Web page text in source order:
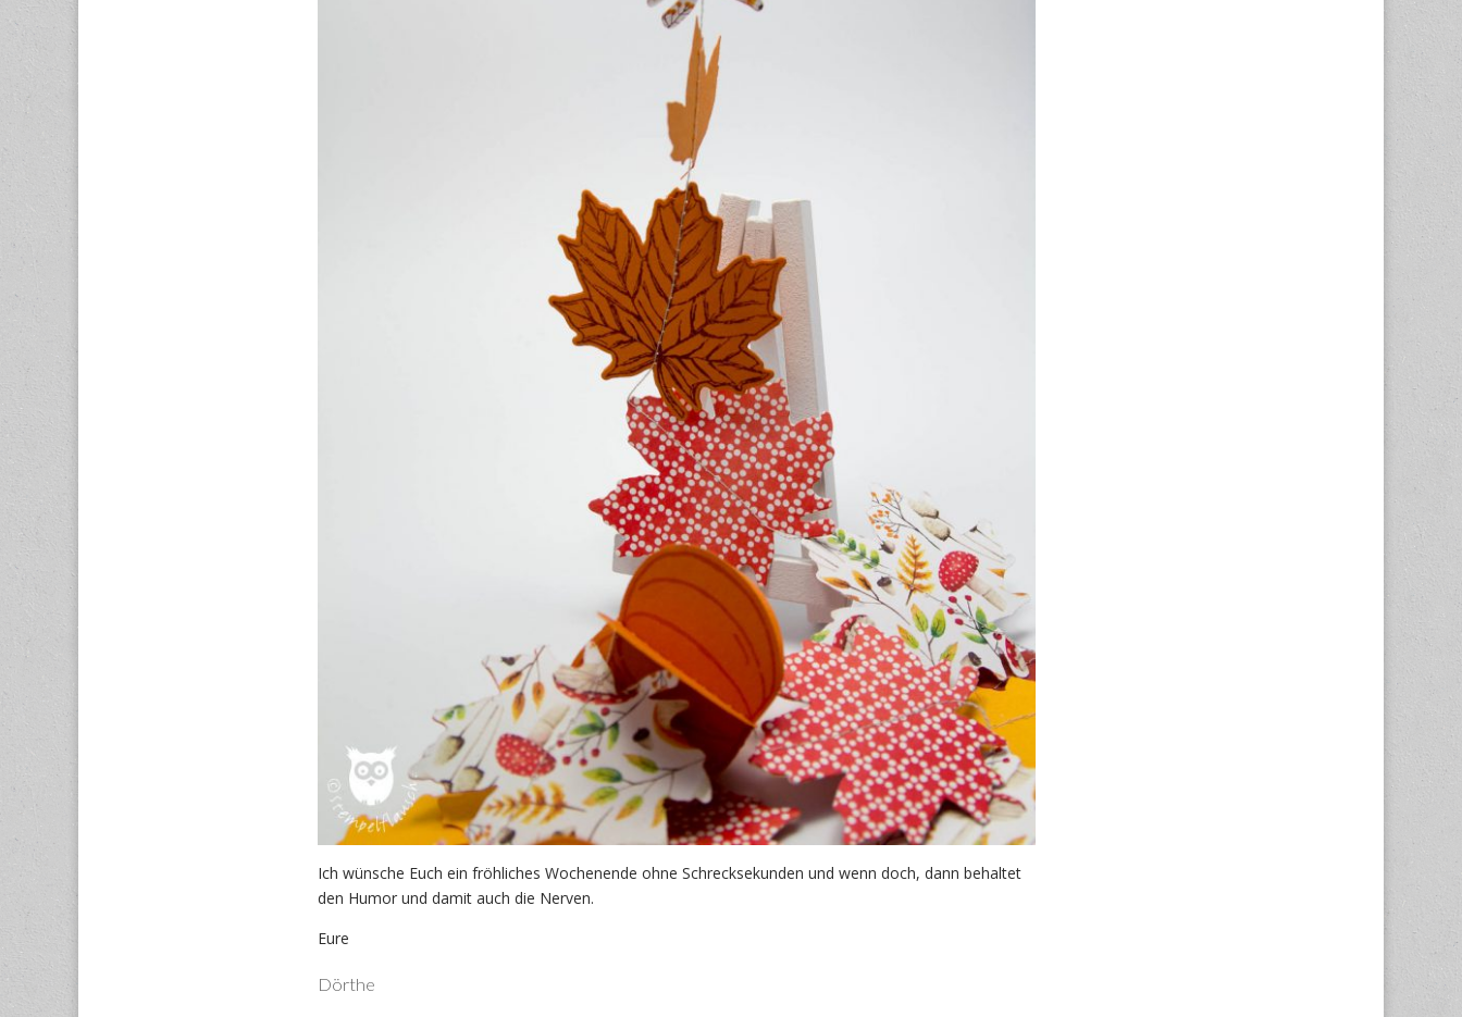
Ich wünsche Euch ein fröhliches Wochenende ohne Schrecksekunden und wenn doch, dann behaltet
den Humor und damit auch die Nerven.
Eure
Dörthe